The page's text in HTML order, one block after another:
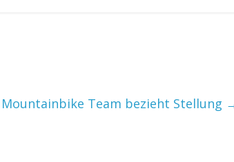
Team bezieht Stellung